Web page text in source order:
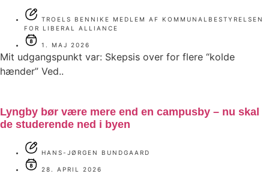
TROELS BENNIKE MEDLEM AF KOMMUNALBESTYRELSEN
FOR LIBERAL ALLIANCE
1. MAJ 2026
Mit udgangspunkt var: Skepsis over for flere “kolde
hænder” Ved..
Lyngby bør være mere end en campusby – nu skal
de studerende ned i byen
HANS-JØRGEN BUNDGAARD
28. APRIL 2026